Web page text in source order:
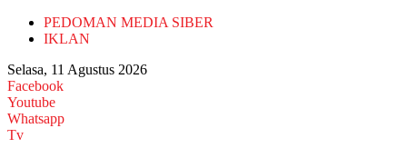
PEDOMAN MEDIA SIBER
IKLAN
Selasa, 11 Agustus 2026
Facebook
Youtube
Whatsapp
Tv